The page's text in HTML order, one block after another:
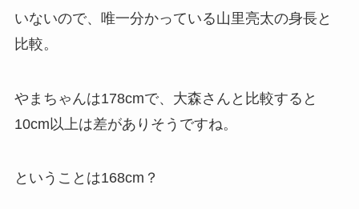
いないので、唯一分かっている山里亮太の身長と
比較。
やまちゃんは178cmで、大森さんと比較すると
10cm以上は差がありそうですね。
ということは168cm？